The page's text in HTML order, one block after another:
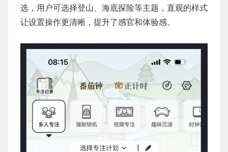
选，用户可选择登山、海底探险等主题，直观的样式
让设置操作更清晰，提升了感官和体验感。